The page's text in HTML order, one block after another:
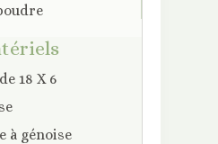
18 X 6
à génoise